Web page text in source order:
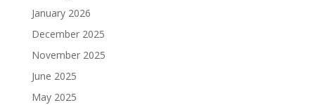
January 2026
December 2025
November 2025
June 2025
May 2025